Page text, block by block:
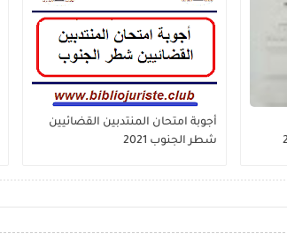
أجوبة امتحان المنتدبين القضائيين
شطر الجنوب 2021